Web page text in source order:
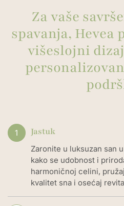
Za vaše
spavanja,
višeslojni
1 Jastuk
Zaronite u luksuzan san
kako se udobnost i
harmoničnoj celini,
kvalitet sna i osećaj